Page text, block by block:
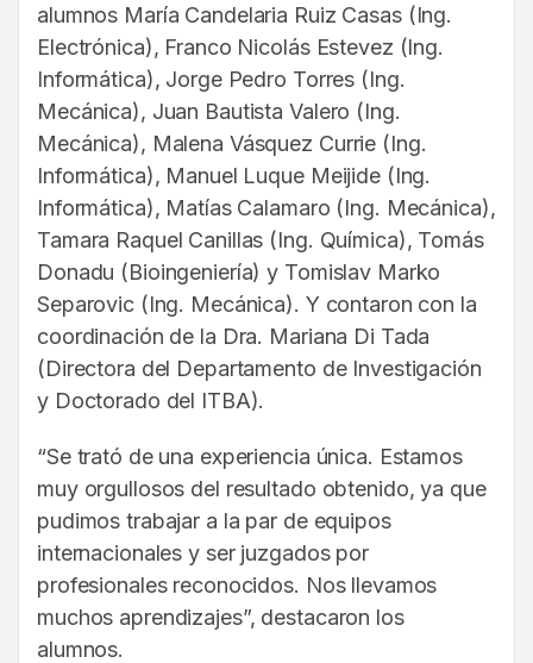
alumnos María Candelaria Ruiz Casas (Ing.
Electrónica), Franco Nicolás Estevez (Ing.
Informática), Jorge Pedro Torres (Ing.
Mecánica), Juan Bautista Valero (Ing.
Mecánica), Malena Vásquez Currie (Ing.
Informática), Manuel Luque Meijide (Ing.
Informática), Matías Calamaro (Ing. Mecánica),
Tamara Raquel Canillas (Ing. Química), Tomás
Donadu (Bioingeniería) y Tomislav Marko
Separovic (Ing. Mecánica). Y contaron con la
coordinación de la Dra. Mariana Di Tada
(Directora del Departamento de Investigación
y Doctorado del ITBA).
“Se trató de una experiencia única. Estamos
muy orgullosos del resultado obtenido, ya que
pudimos trabajar a la par de equipos
internacionales y ser juzgados por
profesionales reconocidos. Nos llevamos
muchos aprendizajes”, destacaron los
alumnos.